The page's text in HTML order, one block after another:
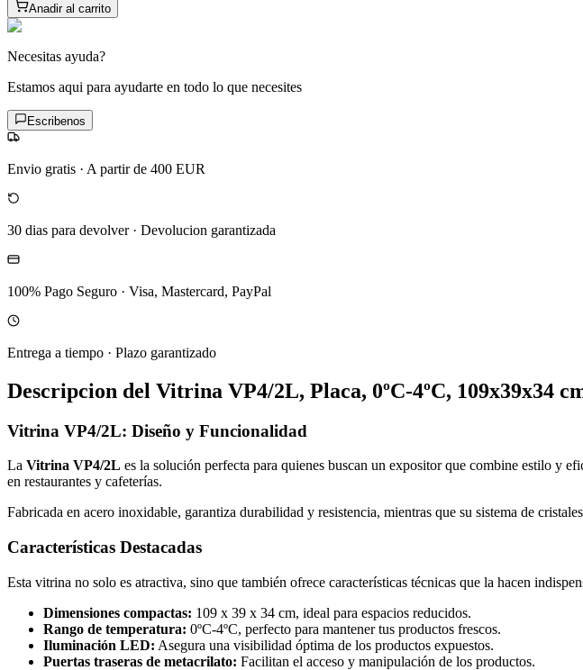
Anadir al carrito
Necesitas ayuda?
Estamos aqui para ayudarte en todo lo que necesites
Escribenos
Envio gratis · A partir de 400 EUR
30 dias para devolver· Devolucion garantizada
100% Pago Seguro · Visa, Mastercard, PayPal
Entrega a tiempo · Plazo garantizado
Descripcion del Vitrina VP4/2L, Placa, 0ºC-4ºC, 109x39x34
Vitrina VP4/2L: Diseño y Funcionalidad
La Vitrina VP4/2L es la solución perfecta para quienes buscan un expositor que combine estilo y
en restaurantes y cafeterías.
Fabricada en acero inoxidable, garantiza durabilidad y resistencia, mientras que su sistema de
Características Destacadas
Esta vitrina no solo es atractiva, sino que también ofrece características técnicas que la hacen
Dimensiones compactas: 109 x 39 x 34 cm, ideal para espacios reducidos.
Rango de temperatura: 0ºC-4ºC, perfecto para mantener tus productos frescos.
Iluminación LED: Asegura una visibilidad óptima de los productos expuestos.
Puertas traseras de metacrilato: Facilitan el acceso y manipulación de los productos.